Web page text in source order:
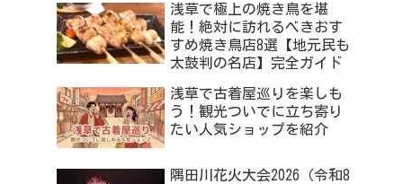
浅草で極上の焼き鳥を堪
能！絶対に訪れるべきおす
すめ焼き鳥店8選【地元民も
太鼓判の名店】完全ガイド
浅草で古着屋巡りを楽しも
う！観光ついでに立ち寄り
たい人気ショップを紹介
隅田川花火大会2026（令和8